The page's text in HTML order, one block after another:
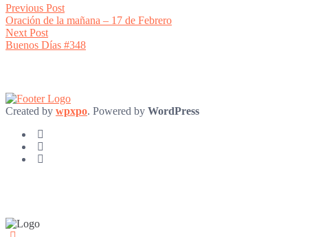
Post
navigation
Previous PostPrevious
post:
Oración de la mañana – 17 de Febrero
Next PostNext
post:
Buenos Días #348
Created by wpxpo. Powered by WordPress